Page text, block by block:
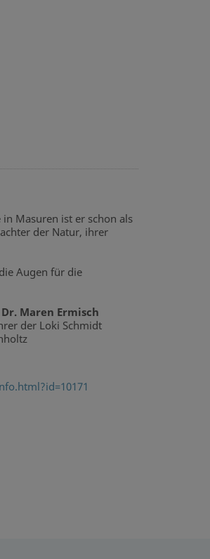
Masuren ist er schon als
der Natur, ihrer
Augen für die
Dr. Maren Ermisch
der Loki Schmidt